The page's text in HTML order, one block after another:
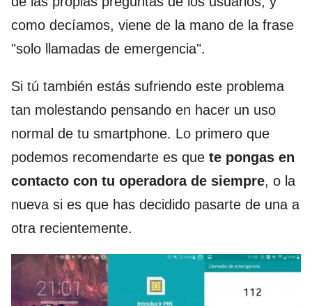
como decíamos, viene de la mano de la frase
"solo llamadas de emergencia".
Si tú también estás sufriendo este problema
tan molestando pensando en hacer un uso
normal de tu smartphone. Lo primero que
podemos recomendarte es que te pongas en
contacto con tu operadora de siempre, o la
nueva si es que has decidido pasarte de una a
otra recientemente.